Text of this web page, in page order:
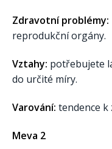
Zdravotní problémy:
reprodukční orgány.
Vztahy: potřebujete
do určité míry.
Varování: tendence k
Meva 2